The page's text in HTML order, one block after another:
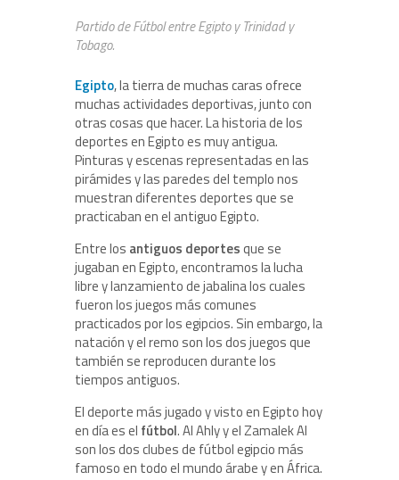
Partido de Fútbol entre Egipto y Trinidad y
Tobago.
Egipto, la tierra de muchas caras ofrece
muchas actividades deportivas, junto con
otras cosas que hacer. La historia de los
deportes en Egipto es muy antigua.
Pinturas y escenas representadas en las
pirámides y las paredes del templo nos
muestran diferentes deportes que se
practicaban en el antiguo Egipto.
Entre los antiguos deportesque se
jugaban en Egipto, encontramos la lucha
libre y lanzamiento de jabalina los cuales
fueron los juegos más comunes
practicados por los egipcios. Sin embargo, la
natación y el remo son los dos juegos que
también se reproducen durante los
tiempos antiguos.
El deporte más jugado y visto en Egipto hoy
en día es el fútbol. Al Ahly y el Zamalek Al
son los dos clubes de fútbol egipcio más
famoso en todo el mundo árabe y en África.